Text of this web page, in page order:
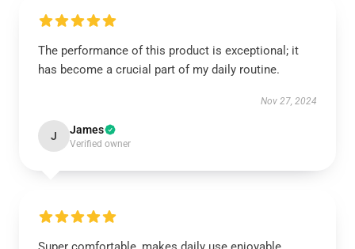
The performance of this product is exceptional; it
has become a crucial part of my daily routine.
Nov 27, 2024
J James
Verified owner